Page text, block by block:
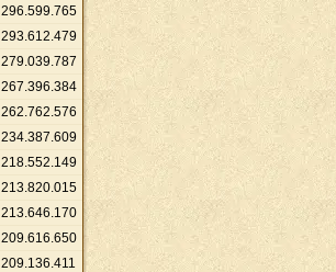
296.599.765
293.612.479
279.039.787
267.396.384
262.762.576
234.387.609
218.552.149
213.820.015
213.646.170
209.616.650
209.136.411